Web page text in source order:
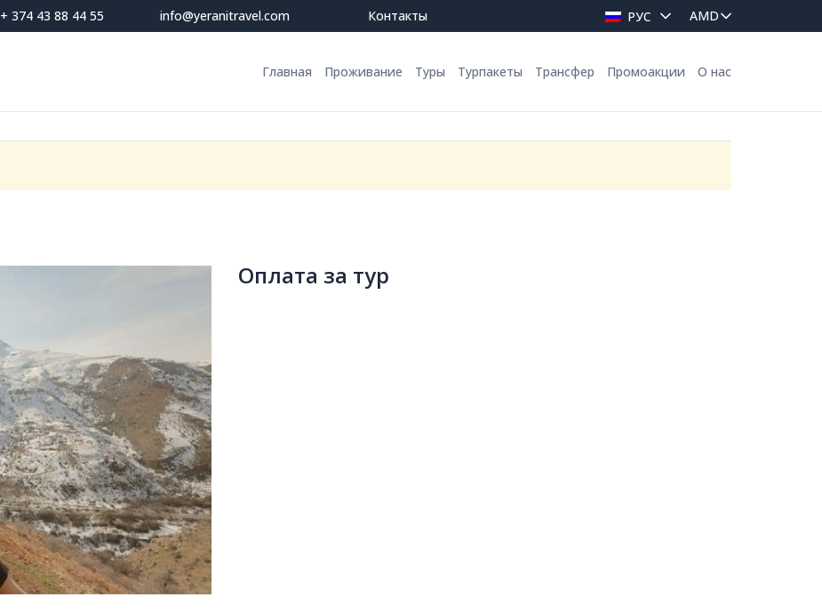
+ 374 43 88 44 55 info@yeranitravel.com Контакты РУС
Главная Проживание Туры Турпакеты Трансфер Промоакции О нас
Оплата за тур